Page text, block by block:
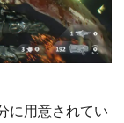
に用意されてい